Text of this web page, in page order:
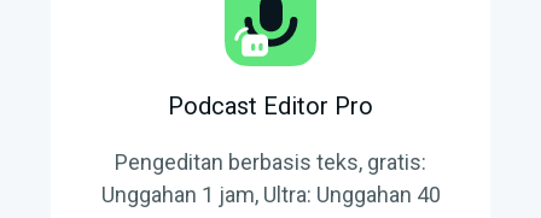
Podcast Editor Pro
Pengeditan berbasis teks, gratis:
Unggahan 1 jam, Ultra: Unggahan 40